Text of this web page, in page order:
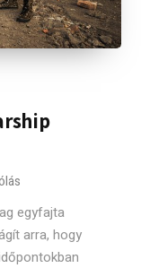
egyfajta
arra, hogy